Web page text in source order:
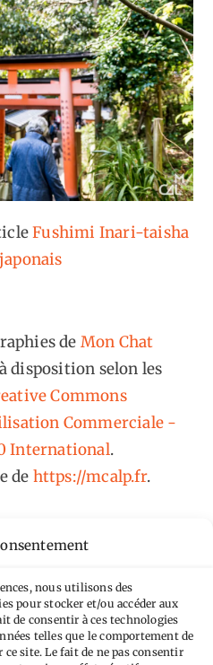
nous utilisons des
pour stocker et/ou accéder aux
de consentir à ces technologies
telles que le comportement de
site. Le fait de ne pas consentir
Fushimi Inari-taisha
de Mon Chat
disposition selon les
Commons
Commerciale -
International.
de https://mcalp.fr.
Allemagne Andorre